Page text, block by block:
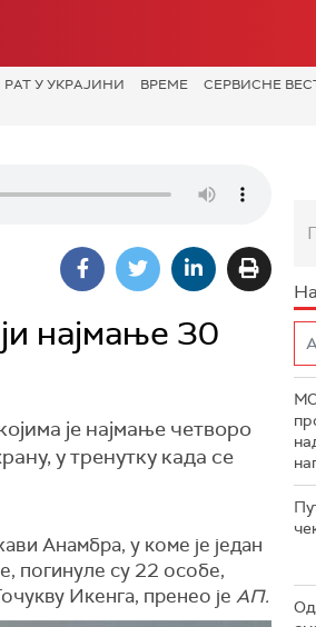
РАТ У УКРАЈИНИ ВРЕМЕ СЕРВИСНЕ
најмање 30
је најмање четворо
у тренутку када се
Анамбра, у коме је један
погинуле су 22 особе,
Икенга, пренео је АП.